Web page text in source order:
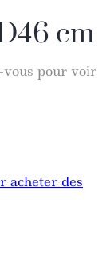
cm
vous pour voir
acheter des